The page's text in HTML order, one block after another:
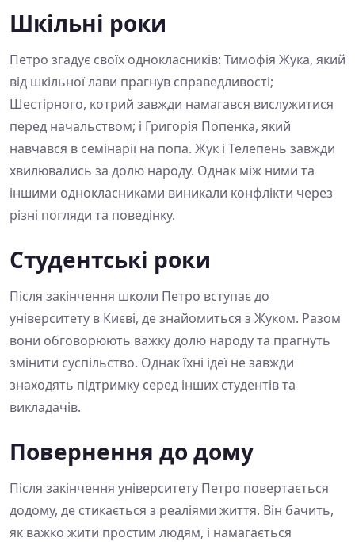
Шкільні роки
Петро згадує своїх однокласників: Тимофія Жука, який
від шкільної лави прагнув справедливості;
Шестірного, котрий завжди намагався вислужитися
перед начальством; і Григорія Попенка, який
навчався в семінарії на попа. Жук і Телепень завжди
хвилювались за долю народу. Однак між ними та
іншими однокласниками виникали конфлікти через
різні погляди та поведінку.
Студентські роки
Після закінчення школи Петро вступає до
університету в Києві, де знайомиться з Жуком. Разом
вони обговорюють важку долю народу та прагнуть
змінити суспільство. Однак їхні ідеї не завжди
знаходять підтримку серед інших студентів та
викладачів.
Повернення до дому
Після закінчення університету Петро повертається
додому, де стикається з реаліями життя. Він бачить,
як важко жити простим людям, і намагається